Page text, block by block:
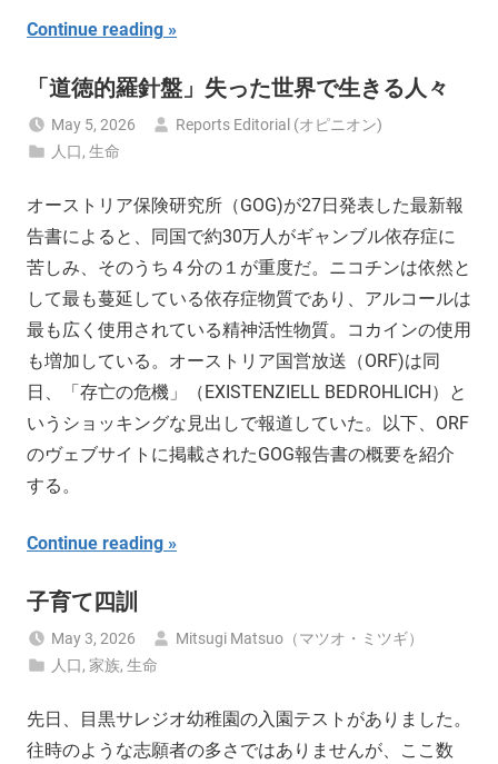
Continue reading
「道徳的羅針盤」失った世界で生きる人々
May 5, 2026
Reports Editorial (オピニオン)
人口,生命
オーストリア保険研究所（GOG)が27日発表した最新報
告書によると、同国で約30万人がギャンブル依存症に
苦しみ、そのうち４分の１が重度だ。ニコチンは依然と
して最も蔓延している依存症物質であり、アルコールは
最も広く使用されている精神活性物質。コカインの使用
も増加している。オーストリア国営放送（ORF)は同
日、「存亡の危機」（EXISTENZIELL BEDROHLICH）と
いうショッキングな見出しで報道していた。以下、ORF
のヴェブサイトに掲載されたGOG報告書の概要を紹介
する。
Continue reading
子育て四訓
May 3, 2026
Mitsugi Matsuo（マツオ・ミツギ）
人口,家族,生命
先日、目黒サレジオ幼稚園の入園テストがありました。
往時のような志願者の多さではありませんが、ここ数